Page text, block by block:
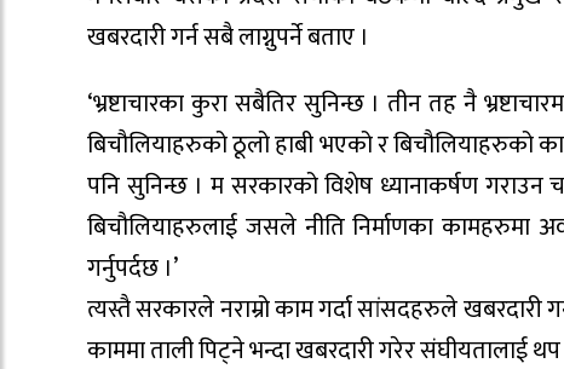
खबरदारी गर्न सबै लाग्नुपर्ने बताए ।
‘भ्रष्टाचारका कुरा सबैतिर सुनिन्छ । तीन तह नै
बिचौलियाहरुको ठूलो हाबी भएको र बिचौलियाहरुको
पनि सुनिन्छ । म सरकारको विशेष ध्यानाकर्षण गराउन
बिचौलियाहरुलाई जसले नीति निर्माणका कामहरुमा
गर्नुपर्दछ ।’
त्यस्तै सरकारले नराम्रो काम गर्दा सांसदहरुले
काममा ताली पिट्ने भन्दा खबरदारी गरेर संघीयतालाई